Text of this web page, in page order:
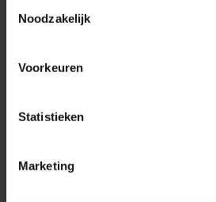
Noodzakelijk
Voorkeuren
Statistieken
Marketing
Spectaculaire activiteiten! Karten,